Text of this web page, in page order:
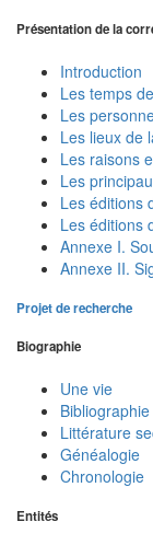
Présentation de la
Introduction
Les temps
Les
Les lieux de
Les raisons
Les
Les éditions
Les éditions
Annexe I.
Annexe II.
Projet de recherche
Biographie
Une vie
Littérature
Généalogie
Chronologie
Entités